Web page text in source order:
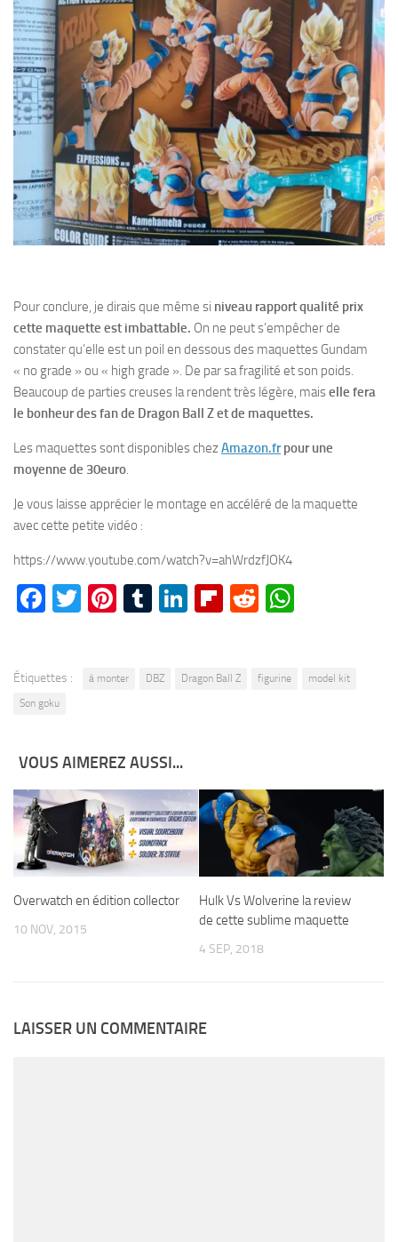
Pour conclure, je dirais que même si niveau rapport qualité prix
cette maquette est imbattable. On ne peut s’empêcher de
constater qu’elle est un poil en dessous des maquettes Gundam
« no grade » ou « high grade ». De par sa fragilité et son poids.
Beaucoup de parties creuses la rendent très légère, maiselle fera
le bonheur des fan de Dragon Ball Z et de maquettes.
Les maquettes sont disponibles chezAmazon.frpour une
moyenne de 30euro
Je vous laisse apprécier le montage en accéléré de la maquette
avec cette petite vidéo :
https://www.youtube.com/watch?v=ahWrdzfJOK4
Facebook
Twitter
Pinterest
Tumblr
LinkedIn
Flipboard
Reddit
Étiquettes : à monter DBZ Dragon Ball Z figurine
model kit
Son goku
VOUS AIMEREZ AUSSI...
Overwatch en édition collector
10 NOV, 2015
Hulk Vs Wolverine la review
de cette sublime maquette
4 SEP, 2018
LAISSER UN COMMENTAIRE